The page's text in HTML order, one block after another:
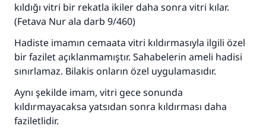
kıldığı vitri bir rekatla ikiler daha sonra vitri kılar.
(Fetava Nur ala darb 9/460)
Hadiste imamın cemaata vitri kıldırmasıyla ilgili özel
bir fazilet açıklanmamıştır. Sahabelerin ameli hadisi
sınırlamaz. Bilakis onların özel uygulamasıdır.
Aynı şekilde imam, vitri gece sonunda
kıldırmayacaksa yatsıdan sonra kıldırması daha
faziletlidir.